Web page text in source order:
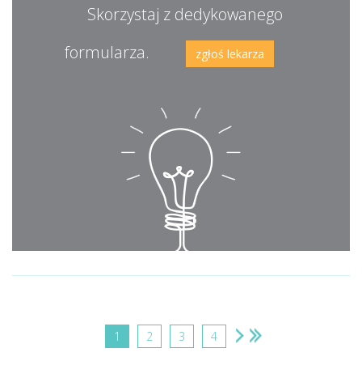
Skorzystaj z dedykowanego
formularza.
zgłoś lekarza
1 2 3 4